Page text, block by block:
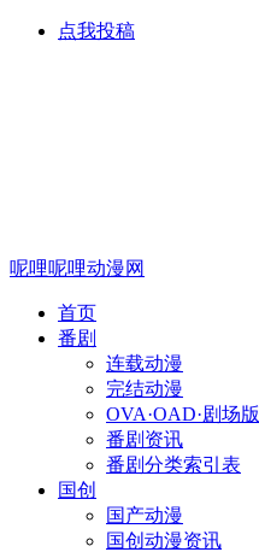
点我投稿
呢哩呢哩动漫网
首页
番剧
连载动漫
完结动漫
OVA·OAD·剧场版
番剧资讯
番剧分类索引表
国创
国产动漫
国创动漫资讯